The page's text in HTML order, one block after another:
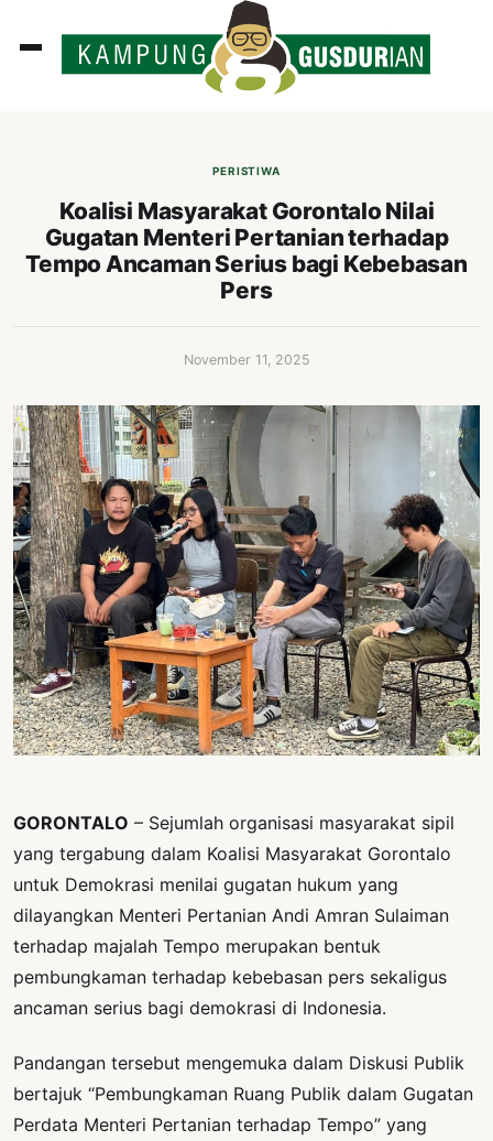
PERISTIWA
Koalisi Masyarakat Gorontalo Nilai
Gugatan Menteri Pertanian terhadap
Tempo Ancaman Serius bagi Kebebasan
Pers
November 11, 2025
GORONTALO – Sejumlah organisasi masyarakat sipil
yang tergabung dalam Koalisi Masyarakat Gorontalo
untuk Demokrasi menilai gugatan hukum yang
dilayangkan Menteri Pertanian Andi Amran Sulaiman
terhadap majalah Tempo merupakan bentuk
pembungkaman terhadap kebebasan pers sekaligus
ancaman serius bagi demokrasi di Indonesia.
Pandangan tersebut mengemuka dalam Diskusi Publik
bertajuk “Pembungkaman Ruang Publik dalam Gugatan
Perdata Menteri Pertanian terhadap Tempo” yang